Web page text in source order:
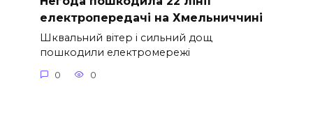
електропередачі на Хмельниччині
Шквальний вітер і сильний дощ
пошкодили електромережі
0 0